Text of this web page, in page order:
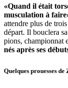
«Quand il était
musculation à
attendre plus de
départ. Il bouclera
pions, championnat
nés après ses
Quelques prouesses